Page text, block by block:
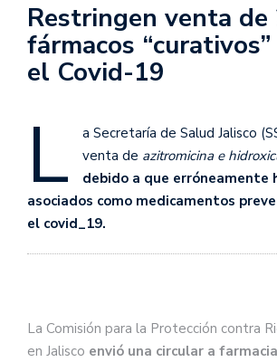
Restringen venta de
fármacos
el Covid-19
L
a Secretaría de Salud Jalisco
venta de azitromicina e
debido a que erróneamente
asociados como medicamentos
el covid_19.
La Comisión para la Protección contra
en Jalisco envió una circular a